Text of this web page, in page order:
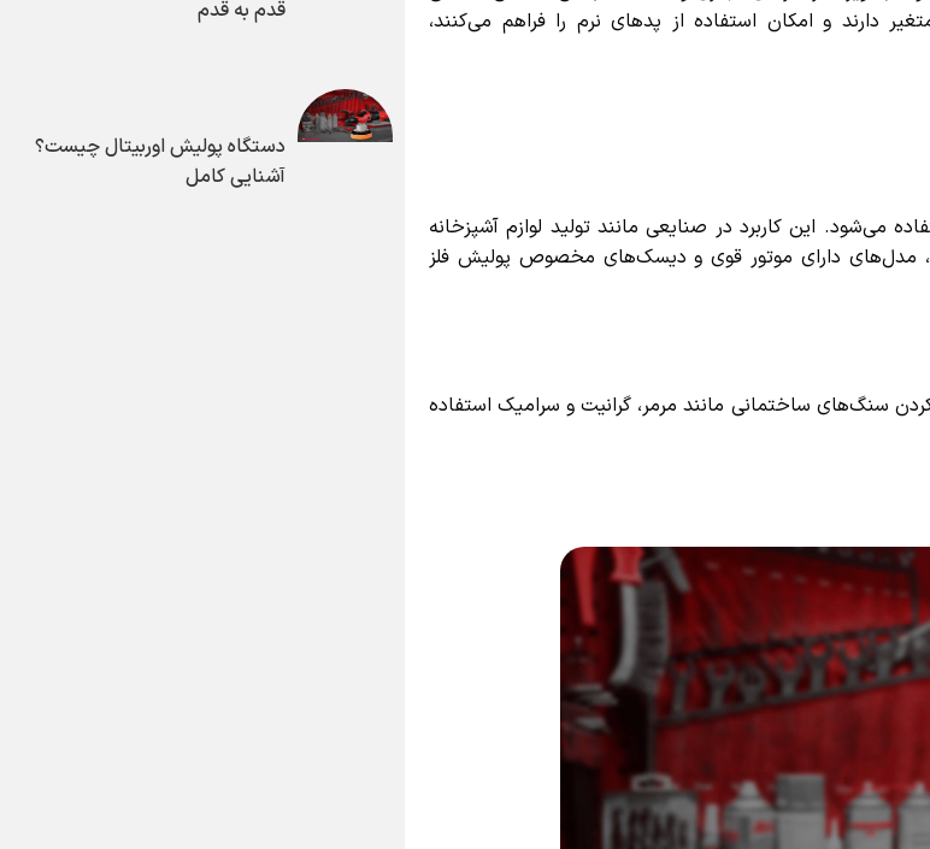
و امکان استفاده از پدهای نرم را فراهم می‌کنند،
این کاربرد در صنایعی مانند تولید لوازم آشپزخانه
مدل‌های دارای موتور قوی و دیسک‌های مخصوص پولیش فلز
سنگ‌های ساختمانی مانند مرمر، گرانیت و سرامیک استفاده
قدم به قدم
دستگاه پولیش اوربیتال چیست؟
آشنایی کامل